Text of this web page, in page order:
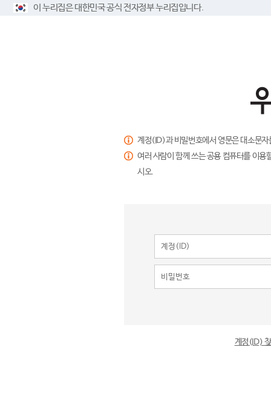
이 누리집은 대한민국 공식 전자정부 누리집입니다.
계정(ID)과 비밀번호에서 영문은 대소문
여러 사람이 함께 쓰는 공용 컴퓨터를 이
시오.
계정(ID)